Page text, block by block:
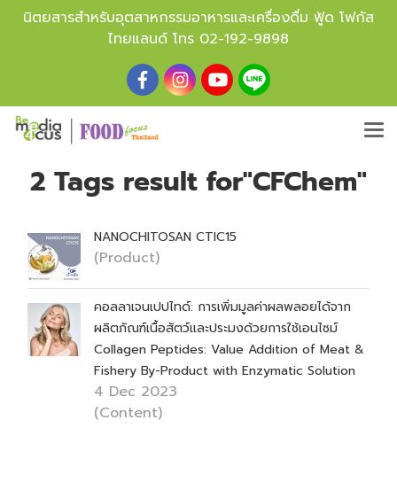
นิตยสารสำหรับอุตสาหกรรมอาหารและเครื่องดื่ม ฟู้ด โฟกัส
ไทยแลนด์ โทร 02-192-9898
2 Tags result for"CFChem"
NANOCHITOSAN CTIC15
(Product)
คอลลาเจนเปปไทด์: การเพิ่มมูลค่าผลพลอยได้จาก
ผลิตภัณฑ์เนื้อสัตว์และประมงด้วยการใช้เอนไซม์
Collagen Peptides: Value Addition of Meat &
Fishery By-Product with Enzymatic Solution
4 Dec 2023
(Content)